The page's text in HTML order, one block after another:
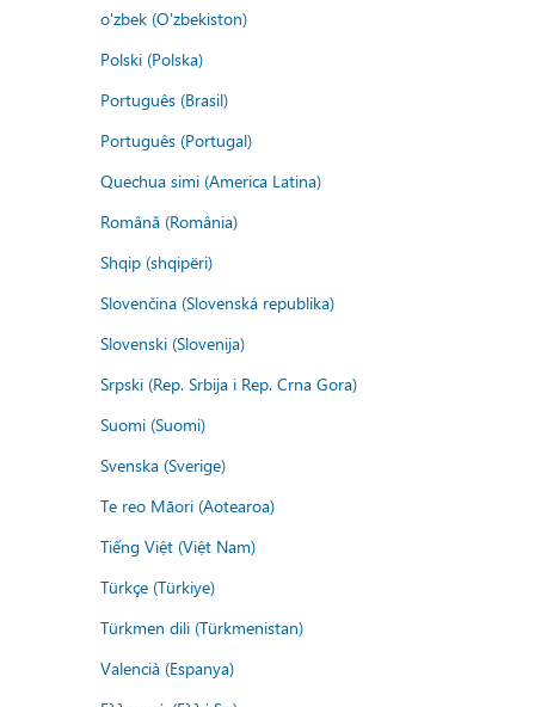
o'zbek (O'zbekiston)
Polski (Polska)
Português (Brasil)
Português (Portugal)
Quechua simi (America Latina)
Română (România)
Shqip (shqipëri)
Slovenčina (Slovenská republika)
Slovenski (Slovenija)
Srpski (Rep. Srbija i Rep. Crna Gora)
Suomi (Suomi)
Svenska (Sverige)
Te reo Māori (Aotearoa)
Tiếng Việt (Việt Nam)
Türkçe (Türkiye)
Türkmen dili (Türkmenistan)
Valencià (Espanya)